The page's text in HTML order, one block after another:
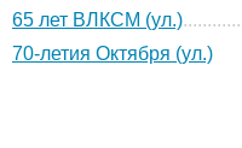
65 лет ВЛКСМ (ул.)
70-летия Октября (ул.)